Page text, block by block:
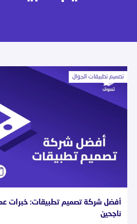
تصميم تطبيقات الجوال
أفضل شركة تصميم تطبيقات: خبرات
ناجحين